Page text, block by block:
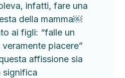
infatti, fare una
della mamma￼
ai figli: “falle un
piacere”
affissione sia
significa